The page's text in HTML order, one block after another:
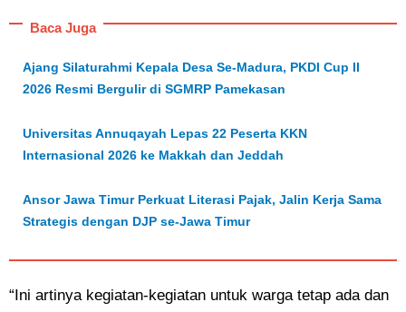
Baca Juga
Ajang Silaturahmi Kepala Desa Se-Madura, PKDI Cup II
2026 Resmi Bergulir di SGMRP Pamekasan
Universitas Annuqayah Lepas 22 Peserta KKN
Internasional 2026 ke Makkah dan Jeddah
Ansor Jawa Timur Perkuat Literasi Pajak, Jalin Kerja Sama
Strategis dengan DJP se-Jawa Timur
“Ini artinya kegiatan-kegiatan untuk warga tetap ada dan